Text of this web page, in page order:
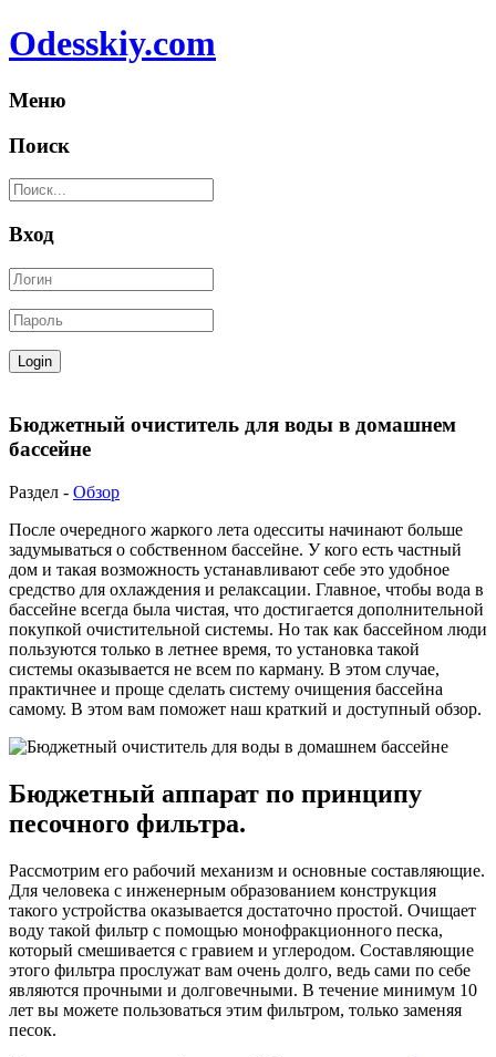
Odesskiy.com
Меню
Поиск
Вход
Бюджетный очиститель для воды в домашнем
бассейне
Раздел - Обзор
После очередного жаркого лета одесситы начинают больше
задумываться о собственном бассейне. У кого есть частный
дом и такая возможность устанавливают себе это удобное
средство для охлаждения и релаксации. Главное, чтобы вода в
бассейне всегда была чистая, что достигается дополнительной
покупкой очистительной системы. Но так как бассейном люди
пользуются только в летнее время, то установка такой
системы оказывается не всем по карману. В этом случае,
практичнее и проще сделать систему очищения бассейна
самому. В этом вам поможет наш краткий и доступный обзор.
Бюджетный аппарат по принципу
песочного фильтра.
Рассмотрим его рабочий механизм и основные составляющие.
Для человека с инженерным образованием конструкция
такого устройства оказывается достаточно простой. Очищает
воду такой фильтр с помощью монофракционного песка,
который смешивается с гравием и углеродом. Составляющие
этого фильтра прослужат вам очень долго, ведь сами по себе
являются прочными и долговечными. В течение минимум 10
лет вы можете пользоваться этим фильтром, только заменяя
песок.